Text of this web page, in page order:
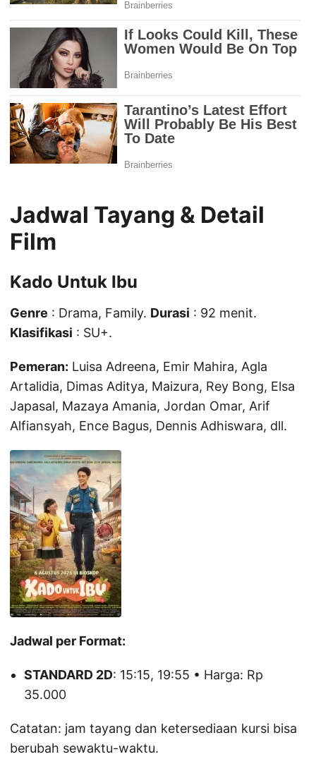
Jadwal Tayang & Detail
Film
Kado Untuk Ibu
Genre : Drama, Family. Durasi : 92 menit.
Klasifikasi : SU+.
Pemeran: Luisa Adreena, Emir Mahira, Agla
Artalidia, Dimas Aditya, Maizura, Rey Bong, Elsa
Japasal, Mazaya Amania, Jordan Omar, Arif
Alfiansyah, Ence Bagus, Dennis Adhiswara, dll.
Jadwal per Format:
STANDARD 2D: 15:15, 19:55 • Harga: Rp
35.000
Catatan: jam tayang dan ketersediaan kursi bisa
berubah sewaktu-waktu.